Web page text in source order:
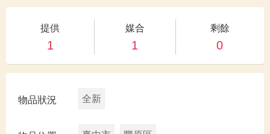
提供
1
媒合
1
剩餘
0
物品狀況 全新